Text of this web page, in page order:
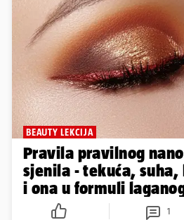
BEAUTY LEKCIJA
Pravila pravilnog
sjenila - tekuća,
i ona u formuli
1